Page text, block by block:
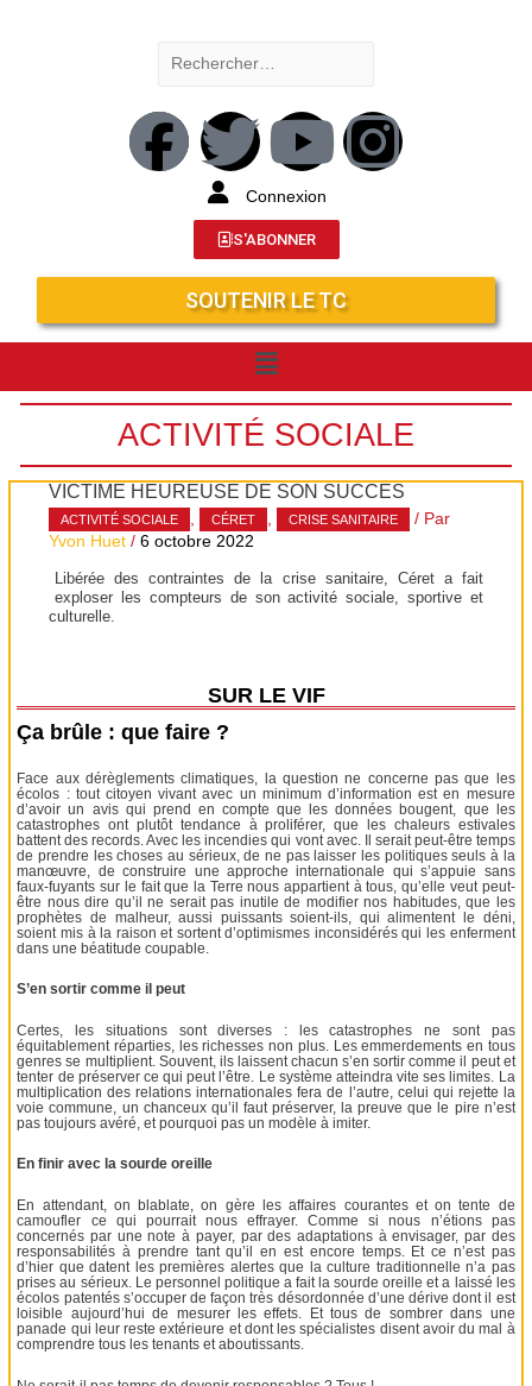
Connexion
S'ABONNER
SOUTENIR LE TC
ACTIVITÉ SOCIALE
VICTIME HEUREUSE DE SON SUCCÈS
ACTIVITÉ SOCIALE , CÉRET , CRISE SANITAIRE
/ Par
Yvon Huet /6 octobre 2022
Libérée des contraintes de la crise sanitaire, Céret a fait
exploser les compteurs de son activité sociale, sportive et
culturelle.
SUR LE VIF
Ça brûle : que faire ?
Face aux dérèglements climatiques, la question ne concerne pas que les
écolos : tout citoyen vivant avec un minimum d’information est en mesure
d’avoir un avis qui prend en compte que les données bougent, que les
catastrophes ont plutôt tendance à proliférer, que les chaleurs estivales
battent des records. Avec les incendies qui vont avec. Il serait peut-être temps
de prendre les choses au sérieux, de ne pas laisser les politiques seuls à la
manœuvre, de construire une approche internationale qui s’appuie sans
faux-fuyants sur le fait que la Terre nous appartient à tous, qu’elle veut peut-
être nous dire qu’il ne serait pas inutile de modifier nos habitudes, que les
prophètes de malheur, aussi puissants soient-ils, qui alimentent le déni,
soient mis à la raison et sortent d’optimismes inconsidérés qui les enferment
dans une béatitude coupable.
S’en sortir comme il peut
Certes, les situations sont diverses : les catastrophes ne sont pas
équitablement réparties, les richesses non plus. Les emmerdements en tous
genres se multiplient. Souvent, ils laissent chacun s’en sortir comme il peut et
tenter de préserver ce qui peut l’être. Le système atteindra vite ses limites. La
multiplication des relations internationales fera de l’autre, celui qui rejette la
voie commune, un chanceux qu’il faut préserver, la preuve que le pire n’est
pas toujours avéré, et pourquoi pas un modèle à imiter.
En finir avec la sourde oreille
En attendant, on blablate, on gère les affaires courantes et on tente de
camoufler ce qui pourrait nous effrayer. Comme si nous n’étions pas
concernés par une note à payer, par des adaptations à envisager, par des
responsabilités à prendre tant qu’il en est encore temps. Et ce n’est pas
d’hier que datent les premières alertes que la culture traditionnelle n’a pas
prises au sérieux. Le personnel politique a fait la sourde oreille et a laissé les
écolos patentés s’occuper de façon très désordonnée d’une dérive dont il est
loisible aujourd’hui de mesurer les effets. Et tous de sombrer dans une
panade qui leur reste extérieure et dont les spécialistes disent avoir du mal à
comprendre tous les tenants et aboutissants.